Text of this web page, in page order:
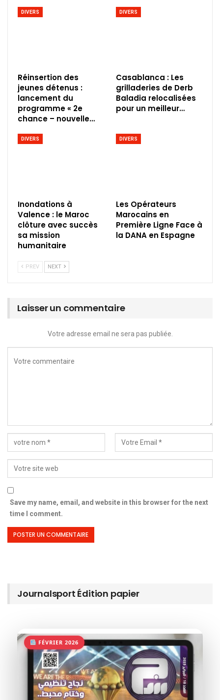
DIVERS
Réinsertion des
jeunes détenus :
lancement du
programme « 2e
chance – nouvelle…
DIVERS
Casablanca : Les
grilladeries de Derb
Baladia relocalisées
pour un meilleur…
DIVERS
Inondations à
Valence : le Maroc
clôture avec succès
sa mission
humanitaire
DIVERS
Les Opérateurs
Marocains en
Première Ligne Face à
la DANA en Espagne
PREV NEXT
Laisser un commentaire
Votre adresse email ne sera pas publiée.
Save my name, email, and website in this browser for the next
time I comment.
Journalsport Édition papier
FÉVRIER 2026